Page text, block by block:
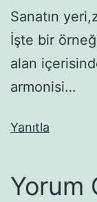
Sanatın
İşte bir
alan
armonisi…
Yanıtla
Yorum